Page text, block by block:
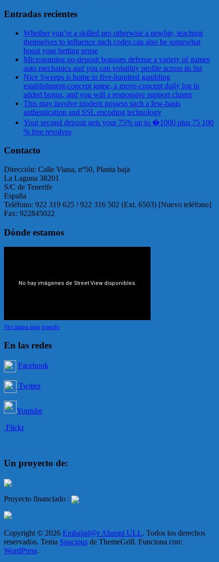
Entradas recientes
Whether you’re a skilled pro otherwise a newbie, teaching
themselves to influence such codes can also be somewhat
boost your betting sense
Microgaming no-deposit bonuses defense a variety of games
auto mechanics and you can volatility profile across its list
Nice Sweeps is home to five-hundred gambling
establishment-concept game, a move-concept daily log in
added bonus, and you will a responsive support cluster
This may involve modern possess such a few-basis
authentication and SSL encoding technology
Your second deposit gets your 75% up to �1000 plus 75 100
% free revolves
Contacto
Dirección: Calle Viana, nº50, Planta baja
La Laguna 38201
S/C de Tenerife
España
Teléfono: 922 319 625 / 922 316 502 (Ext. 6503) [Nuevo teléfono]
Fax: 922845022
Dónde estamos
Ver mapa más grande
En las redes
Facebook
Twitter
Youtube
Flickr
Un proyecto de:
Proyecto financiado :
Copyright © 2026 Embajad@r Alumni ULL. Todos los derechos
reservados. Tema Spacious de ThemeGrill. Funciona con:
WordPress.